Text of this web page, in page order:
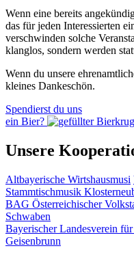
Wenn eine bereits
das für jeden Interessierten
verschwinden solche
klanglos, sondern werden
Wenn du unsere
kleines Dankeschön.
Spendierst du uns
ein Bier?
Unsere
Altbayerische Wirtshausmusi
Stammtischmusik
BAG Österreichischer
Schwaben
Bayerischer Landesverein
Geisenbrunn